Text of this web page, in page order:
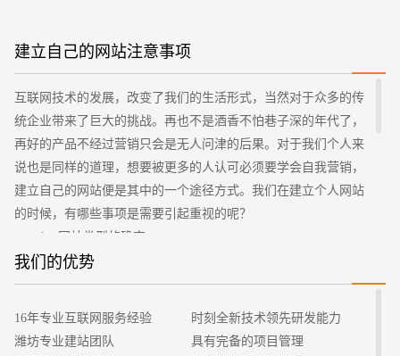
建立自己的网站注意事项
互联网技术的发展，改变了我们的生活形式，当然对于众多的传
统企业带来了巨大的挑战。再也不是酒香不怕巷子深的年代了，
再好的产品不经过营销只会是无人问津的后果。对于我们个人来
说也是同样的道理，想要被更多的人认可必须要学会自我营销，
建立自己的网站便是其中的一个途径方式。我们在建立个人网站
的时候，有哪些事项是需要引起重视的呢？
1、网站类型的确定
在建立自己的网站之前，首先需要做的便是确定网站的类
型，也就是说给网站定一个总基调，后续才能够围绕着类型去进
我们的优势
16年专业互联网服务经验
潍坊专业建站团队
时刻全新技术领先研发能力
具有完备的项目管理
您的预算 1万-3万 3万-5万 5万-8万